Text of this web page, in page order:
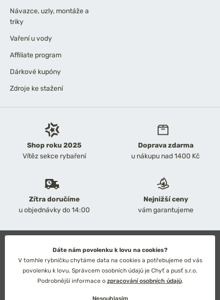
Shop roku 2025
Vítěz sekce rybaření
Doprava zdarma
u nákupu nad 1400 Kč
Zítra doručíme
u objednávky do 14:00
Nejnižší ceny
vám garantujeme
Návazce, uzly, montáže a
triky
Vaření u vody
Affiliate program
Dárkové kupóny
Zdroje ke stažení
Obchodní podmínky
Ochrana osobních údajů
Technické řešení: Simplia s.r.o.
Strategický design: Petr Široký
Dáte nám povolenku k lovu na cookies?
V tomhle rybníčku chytáme data na cookies a potřebujeme od vás
povolenku k lovu. Správcem osobních údajů je Chyť a pusť s.r.o.
Podrobnější informace o zpracování osobních údajů.
Nesouhlasím